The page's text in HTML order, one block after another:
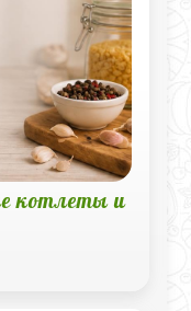
котлеты и